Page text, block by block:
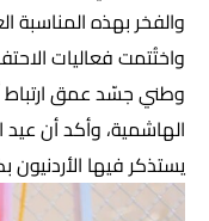
والفخر بهذه المناسبة
واختُتمت فعاليات
وطني جسّد عمق ارتباط
الهاشمية، وأكد أن
يستذكر فيها الأردنيون